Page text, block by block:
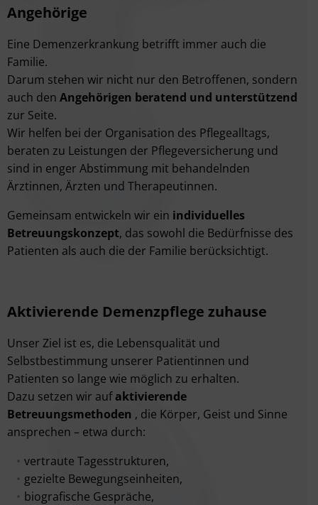
Angehörige
Eine Demenzerkrankung betrifft immer auch die
Familie.
Darum stehen wir nicht nur den Betroffenen, sondern
auch den Angehörigen beratend und unterstützend
zur Seite.
Wir helfen bei der Organisation des Pflegealltags,
beraten zu Leistungen der Pflegeversicherung und
sind in enger Abstimmung mit behandelnden
Ärztinnen, Ärzten und Therapeutinnen.
Gemeinsam entwickeln wir ein individuelles
Betreuungskonzept, das sowohl die Bedürfnisse des
Patienten als auch die der Familie berücksichtigt.
Aktivierende Demenzpflege zuhause
Unser Ziel ist es, die Lebensqualität und
Selbstbestimmung unserer Patientinnen und
Patienten so lange wie möglich zu erhalten.
Dazu setzen wir aufaktivierende
Betreuungsmethoden , die Körper, Geist und Sinne
ansprechen – etwa durch:
vertraute Tagesstrukturen,
gezielte Bewegungseinheiten,
biografische Gespräche,